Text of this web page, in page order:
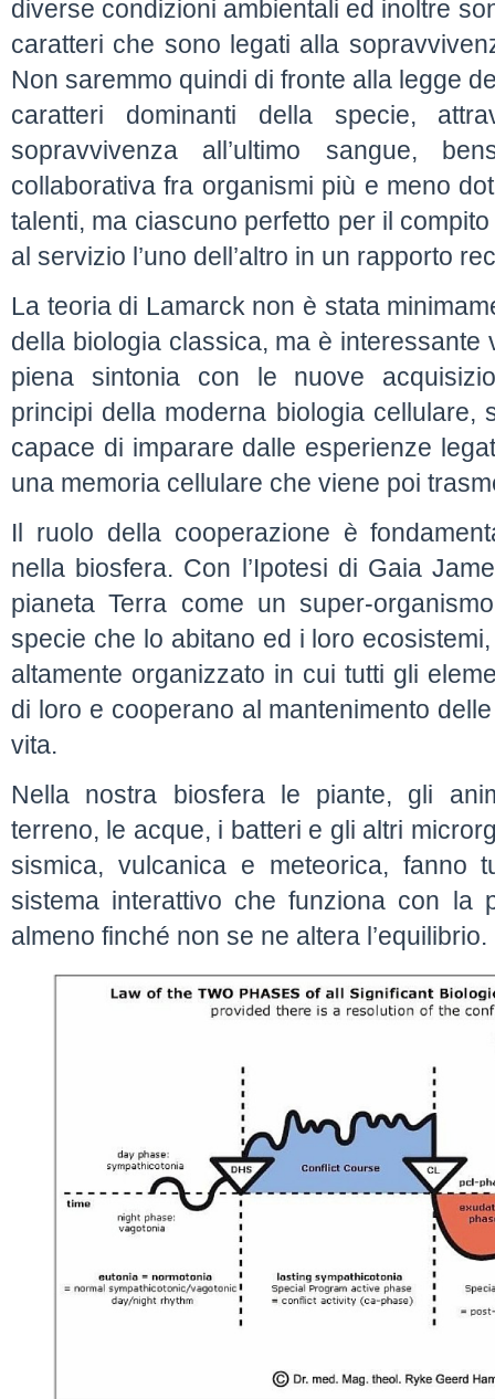
diverse condizioni ambientali ed inoltre
caratteri che sono legati alla
Non saremmo quindi di fronte alla legge
caratteri dominanti della specie,
sopravvivenza all’ultimo sangue,
collaborativa fra organismi più e meno
talenti, ma ciascuno perfetto per il
al servizio l’uno dell’altro in un rapporto
La teoria di Lamarck non è stata
della biologia classica, ma è interessante
piena sintonia con le nuove
principi della moderna biologia cellulare,
capace di imparare dalle esperienze
una memoria cellulare che viene poi
Il ruolo della cooperazione è
nella biosfera. Con l’Ipotesi di Gaia
pianeta Terra come un super-
specie che lo abitano ed i loro
altamente organizzato in cui tutti gli
di loro e cooperano al mantenimento
vita.
Nella nostra biosfera le piante, gli
terreno, le acque, i batteri e gli altri
sismica, vulcanica e meteorica, fanno
sistema interattivo che funziona con la
almeno finché non se ne altera l’equilibrio.